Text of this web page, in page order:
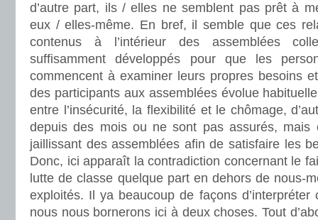
d’autre part, ils / elles ne semblent pas prêt à
eux / elles-même. En bref, il semble que ces
contenus à l’intérieur des assemblées
suffisamment développés pour que les
commencent à examiner leurs propres besoins
des participants aux assemblées évolue
entre l’insécurité, la flexibilité et le chômage,
depuis des mois ou ne sont pas assurés, mais
jaillissant des assemblées afin de satisfaire les
Donc, ici apparaît la contradiction concernant le
lutte de classe quelque part en dehors de nous-
exploités. Il ya beaucoup de façons d’interpréter
nous nous bornerons ici à deux choses. Tout